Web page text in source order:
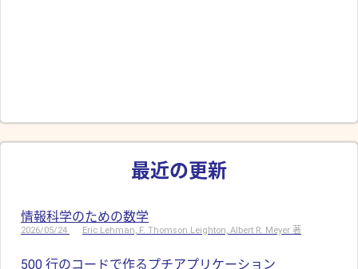
最近の更新
情報科学のための数学
2026/05/24 Eric Lehman, F. Thomson Leighton, Albert R. Meyer 著
500 行のコードで作るプチアプリケーション